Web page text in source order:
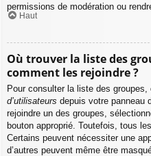
permissions de modération ou
Haut
Où trouver la liste des
comment les rejoindre ?
Pour consulter la liste des
d’utilisateurs depuis votre panneau
rejoindre un des groupes,
bouton approprié. Toutefois, tous
Certains peuvent nécessiter une
d’autres peuvent même être